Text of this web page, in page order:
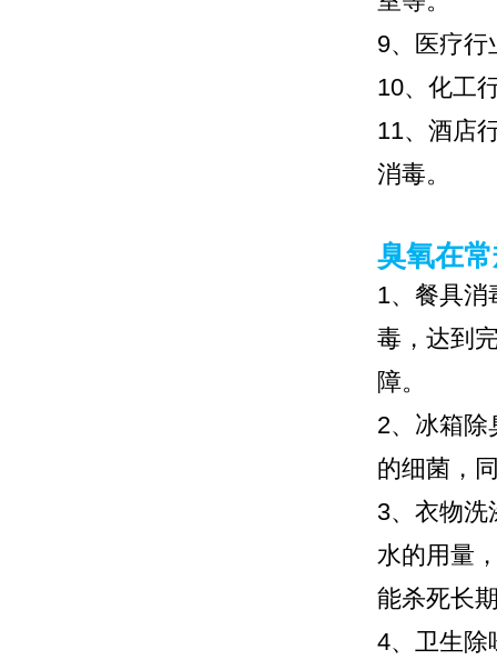
9、医疗行
10、化工
11、酒店
消毒。
臭氧在
1、餐具消
毒，达到
障。
2、冰箱除
的细菌，
3、衣物洗
水的用量
能杀死长
4、卫生除